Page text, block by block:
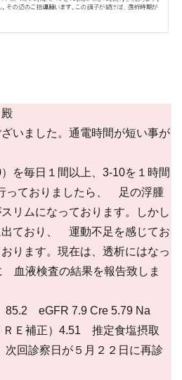
いました。通電時間が短い事が
を毎日１間以上、3-10を１時間
っておりましたら、 足の浮腫
リムになっております。しかし
出ており、 運動不足を感じてお
ります。現在は、透析にはなっ
血液検査の結果を報告致しま
eGFR 7.9 Cre 5.79 Na
ＲＥ補正）4.51 推定食塩摂取
回診察日が５月２２日に再診